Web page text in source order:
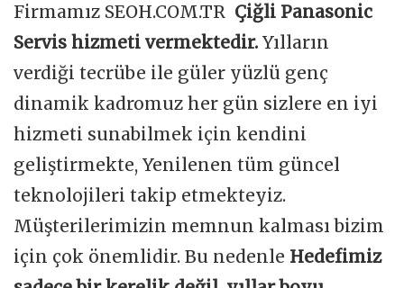
Firmamız SEOH.COM.TR Çiğli Panasonic
Servis hizmeti vermektedir. Yılların
verdiği tecrübe ile güler yüzlü genç
dinamik kadromuz her gün sizlere en iyi
hizmeti sunabilmek için kendini
geliştirmekte, Yenilenen tüm güncel
teknolojileri takip etmekteyiz.
Müşterilerimizin memnun kalması bizim
için çok önemlidir. Bu nedenle Hedefimiz